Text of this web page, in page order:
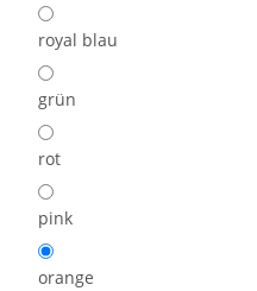
royal blau
grün
rot
pink
orange